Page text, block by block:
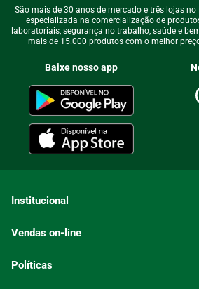
Escreva uma avaliação
ENVIAR AVALIAÇÃO
São mais de 30 anos de mercado e três lojas no
especializada na comercialização de
laboratoriais, segurança no trabalho, saúde e
mais de 15.000 produtos com o melhor
Baixe nosso app
Institucional
Vendas on-line
Políticas